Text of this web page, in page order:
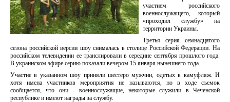
участием российского
военнослужащего, который
«проходил службу» на
территории Украины.
Третья серия семнадцатого
сезона российской версии шоу снималась в столице Российской Федерации. На
российском телевидении ее транслировали в середине сентября прошлого года.
В украинском эфире серию показали вечером 15 января нынешнего года.
Участие в указанном шоу приняли шестеро мужчин, одетых в камуфляж. И
хотя имена участников мероприятия не называются, но в ходе съемок
сообщается, что они - военнослужащие, некоторые служили в Чеченской
республике и имеют награды за службу.